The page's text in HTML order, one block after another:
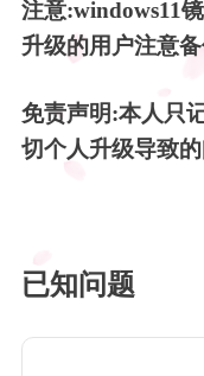
注意:windows11
升级的用户注意
免责声明:本人只
切个人升级导致
已知问题